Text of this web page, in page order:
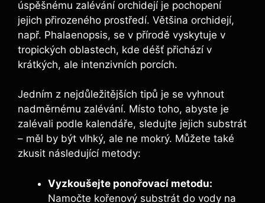
úspěšnému zalévání orchidejí je pochopení
jejich přirozeného prostředí. Většina orchidejí,
např. Phalaenopsis, se v přírodě vyskytuje v
tropických oblastech, kde déšť přichází v
krátkých, ale intenzivních porcích.
Jedním z nejdůležitějších tipů je se vyhnout
nadměrnému zalévání. Místo toho, abyste je
zalévali podle kalendáře, sledujte jejich substrát
– měl by být vlhký, ale ne mokrý. Můžete také
zkusit následující metody:
Vyzkoušejte ponořovací metodu:
Namočte kořenový substrát do vody na